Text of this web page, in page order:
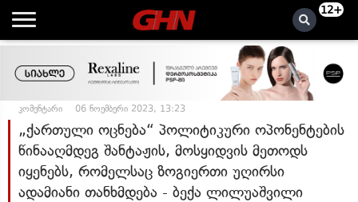
12+
კომენტარი 06 ნოემბერი 2023, 13:23
„ქართული ოცნება“ პოლიტიკური ოპონენტების
წინააღმდეგ შანტაჟის, მოსყიდვის მეთოდს
იყენებს, რომელსაც ზოგიერთი უღირსი
ადამიანი თანხმდება - ბექა ლილუაშვილი